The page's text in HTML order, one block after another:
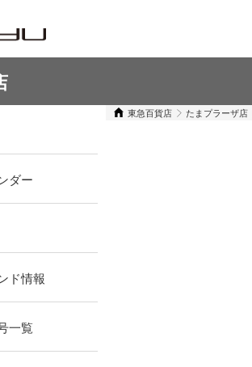
東急百貨店 たまプラーザ店
ダー
ド情報
一覧